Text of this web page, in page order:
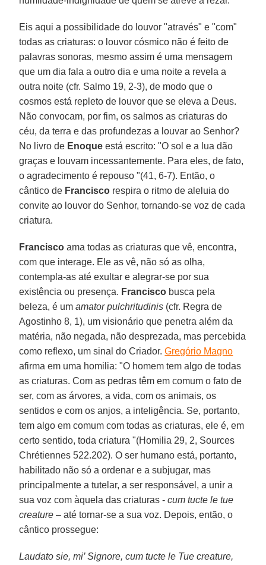
Eis aqui a possibilidade do louvor "através" e "com"
todas as criaturas: o louvor cósmico não é feito de
palavras sonoras, mesmo assim é uma mensagem
que um dia fala a outro dia e uma noite a revela a
outra noite (cfr. Salmo 19, 2-3), de modo que o
cosmos está repleto de louvor que se eleva a Deus.
Não convocam, por fim, os salmos as criaturas do
céu, da terra e das profundezas a louvar ao Senhor?
No livro de Enoque está escrito: "O sol e a lua dão
graças e louvam incessantemente. Para eles, de fato,
o agradecimento é repouso "(41, 6-7). Então, o
cântico de Francisco respira o ritmo de aleluia do
convite ao louvor do Senhor, tornando-se voz de cada
criatura.
Francisco ama todas as criaturas que vê, encontra,
com que interage. Ele as vê, não só as olha,
contempla-as até exultar e alegrar-se por sua
existência ou presença. Francisco busca pela
beleza, é umamator pulchritudinis (cfr. Regra de
Agostinho 8, 1), um visionário que penetra além da
matéria, não negada, não desprezada, mas percebida
como reflexo, um sinal do Criador.Gregório Magno
afirma em uma homilia: "O homem tem algo de todas
as criaturas. Com as pedras têm em comum o fato de
ser, com as árvores, a vida, com os animais, os
sentidos e com os anjos, a inteligência. Se, portanto,
tem algo em comum com todas as criaturas, ele é, em
certo sentido, toda criatura "(Homilia 29, 2, Sources
Chrétiennes 522.202). O ser humano está, portanto,
habilitado não só a ordenar e a subjugar, mas
principalmente a tutelar, a ser responsável, a unir a
sua voz com àquela das criaturas -cum tucte le tue
creature – até tornar-se a sua voz. Depois, então, o
cântico prossegue:
Laudato sie, mi’ Signore, cum tucte le Tue creature,